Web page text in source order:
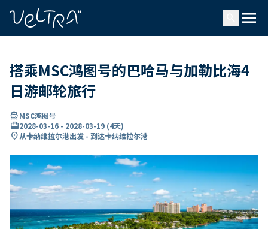
menu
搭乘MSC鸿图号的巴哈马与加勒比海4
日游邮轮旅行
directions_boatMSC鸿图号
card_travel2028-03-16 - 2028-03-19 (4天)
location_on从卡纳维拉尔港出发 - 到达卡纳维拉尔港